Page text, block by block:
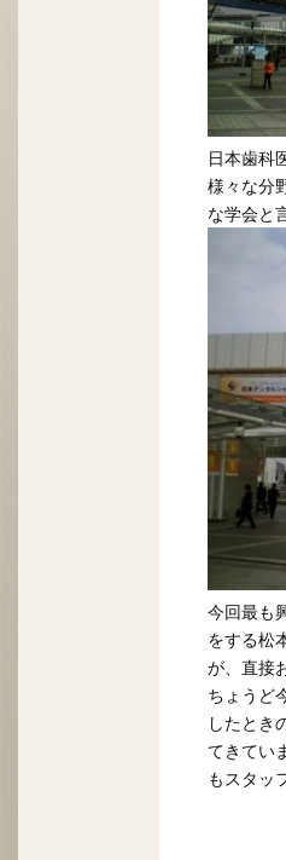
日本歯科
様々な分
な学会と
今回最も
をする松
が、直接
ちょうど
したとき
てきてい
もスタッ